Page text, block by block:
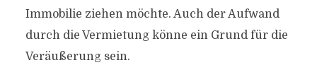
Immobilie ziehen möchte. Auch der Aufwand
durch die Vermietung könne ein Grund für die
Veräußerung sein.